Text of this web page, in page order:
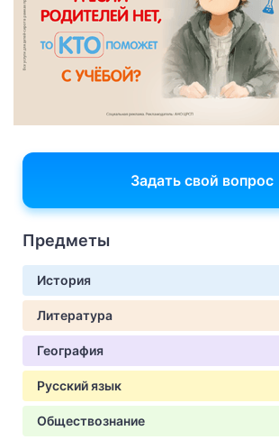
Задать свой вопрос
Предметы
История
Литература
География
Русский язык
Обществознание